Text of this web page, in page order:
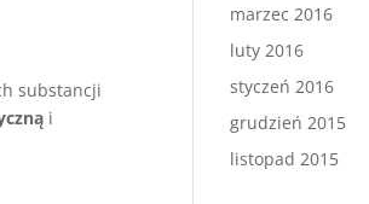
substancji
i
marzec 2016
luty 2016
styczeń 2016
grudzień 2015
listopad 2015